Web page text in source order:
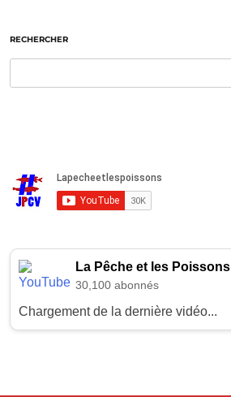
RECHERCHER
La Pêche et les Poissons
30,100 abonnés
Chargement de la dernière vidéo...